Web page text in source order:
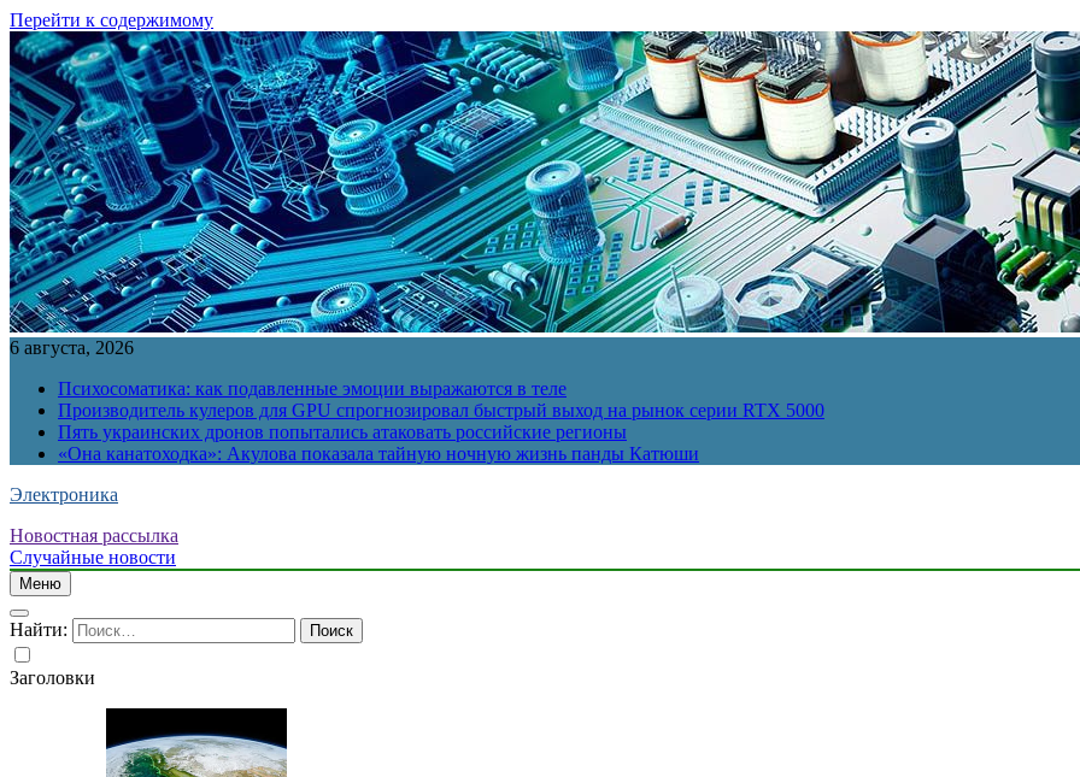
Перейти к содержимому
6 августа, 2026
Психосоматика: как подавленные эмоции выражаются в теле
Производитель кулеров для GPU спрогнозировал быстрый выход на рынок серии RTX 5000
Пять украинских дронов попытались атаковать российские регионы
«Она канатоходка»: Акулова показала тайную ночную жизнь панды Катюши
Электроника
Новостная рассылка
Случайные новости
Меню
Найти:
Заголовки